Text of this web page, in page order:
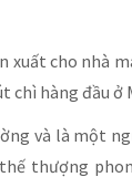
xuất cho nhà
chì hàng đầu
và là một
thượng